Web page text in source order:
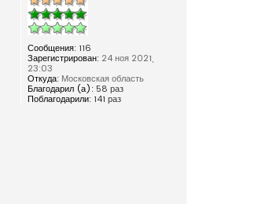
Сообщения: 116
Зарегистрирован: 24 ноя 2021,
23:03
Откуда: Московская область
Благодарил (а): 58 раз
Поблагодарили: 141 раз